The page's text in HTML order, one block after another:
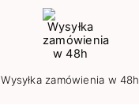
Wysyłka zamówienia w 48h